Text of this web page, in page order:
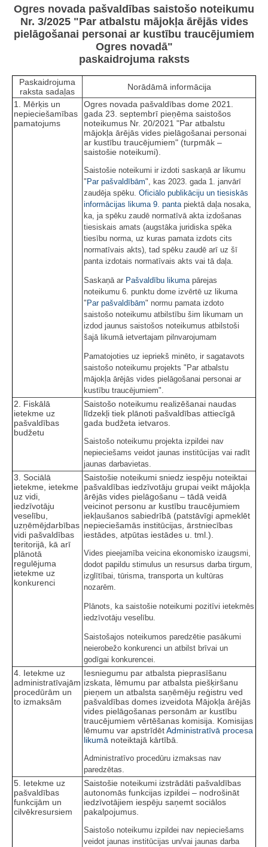
Ogres novada pašvaldības saistošo noteikumu
Nr. 3/2025 "Par atbalstu mājokļa ārējās vides
pielāgošanai personai ar kustību traucējumiem
Ogres novadā"
paskaidrojuma raksts
Paskaidrojuma
raksta sadaļas
Norādāmā informācija
1. Mērķis un
nepieciešamības
pamatojums
Ogres novada pašvaldības dome 2021.
gada 23. septembrī pieņēma saistošos
noteikumus Nr. 20/2021 "Par atbalstu
mājokļa ārējās vides pielāgošanai personai
ar kustību traucējumiem" (turpmāk –
saistošie noteikumi).
Saistošie noteikumi ir izdoti saskaņā ar likumu
"Par pašvaldībām", kas 2023. gada 1. janvārī
zaudēja spēku. Oficiālo publikāciju un tiesiskās
informācijas likuma 9. panta piektā daļa nosaka,
ka, ja spēku zaudē normatīvā akta izdošanas
tiesiskais amats (augstāka juridiska spēka
tiesību norma, uz kuras pamata izdots cits
normatīvais akts), tad spēku zaudē arī uz šī
panta izdotais normatīvais akts vai tā daļa.
Saskaņā ar Pašvaldību likuma pārejas
noteikumu 6. punktu dome izvērtē uz likuma
"Par pašvaldībām" normu pamata izdoto
saistošo noteikumu atbilstību šim likumam un
izdod jaunus saistošos noteikumus atbilstoši
šajā likumā ietvertajam pilnvarojumam
Pamatojoties uz iepriekš minēto, ir sagatavots
saistošo noteikumu projekts "Par atbalstu
mājokļa ārējās vides pielāgošanai personai ar
kustību traucējumiem".
2. Fiskālā
ietekme uz
pašvaldības
budžetu
Saistošo noteikumu realizēšanai naudas
līdzekļi tiek plānoti pašvaldības attiecīgā
gada budžeta ietvaros.
Saistošo noteikumu projekta izpildei nav
nepieciešams veidot jaunas institūcijas vai radīt
jaunas darbavietas.
3. Sociālā
ietekme, ietekme
uz vidi,
iedzīvotāju
veselību,
uzņēmējdarbības
vidi pašvaldības
teritorijā, kā arī
plānotā
regulējuma
ietekme uz
konkurenci
Saistošie noteikumi sniedz iespēju noteiktai
pašvaldības iedzīvotāju grupai veikt mājokļa
ārējās vides pielāgošanu – tādā veidā
veicinot personu ar kustību traucējumiem
iekļaušanos sabiedrībā (patstāvīgi apmeklēt
nepieciešamās institūcijas, ārstniecības
iestādes, atpūtas iestādes u. tml.).
Vides pieejamība veicina ekonomisko izaugsmi,
dodot papildu stimulus un resursus darba tirgum,
izglītībai, tūrisma, transporta un kultūras
nozarēm.
Plānots, ka saistošie noteikumi pozitīvi ietekmēs
iedzīvotāju veselību.
Saistošajos noteikumos paredzētie pasākumi
neierobežo konkurenci un atbilst brīvai un
godīgai konkurencei.
4. Ietekme uz
administratīvajām
procedūrām un
to izmaksām
Iesniegumu par atbalsta pieprasīšanu
izskata, lēmumu par atbalsta piešķiršanu
pieņem un atbalsta saņēmēju reģistru ved
pašvaldības domes izveidota Mājokļa ārējās
vides pielāgošanas personām ar kustību
traucējumiem vērtēšanas komisija. Komisijas
lēmumu var apstrīdētAdministratīvā procesa
likumā noteiktajā kārtībā.
Administratīvo procedūru izmaksas nav
paredzētas.
5. Ietekme uz
pašvaldības
funkcijām un
cilvēkresursiem
Saistošie noteikumi izstrādāti pašvaldības
autonomās funkcijas izpildei – nodrošināt
iedzīvotājiem iespēju saņemt sociālos
pakalpojumus.
Saistošo noteikumu izpildei nav nepieciešams
veidot jaunas institūcijas un/vai jaunas darba